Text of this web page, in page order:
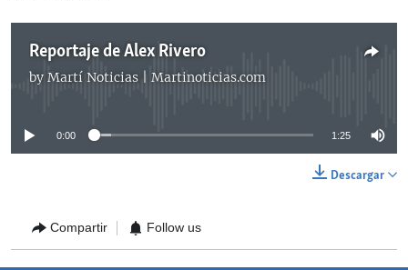
Reportaje de Alex Rivero
by Martí Noticias | Martinoticias.com
No media source currently available
0:00 1:25
Descargar
Compartir Follow us